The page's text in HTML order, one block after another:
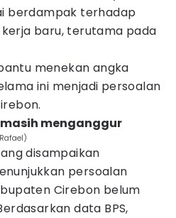
berdampak terhadap
baru, terutama pada
menekan angka
ini menjadi persoalan
masih menganggur
disampaikan
persoalan
Cirebon belum
data BPS,